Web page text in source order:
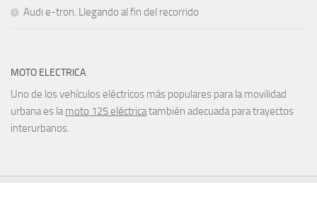
Audi e-tron. Llegando al fin del recorrido
MOTO ELECTRICA
Uno de los vehículos eléctricos más populares para la movilidad
urbana es lamoto 125 eléctricatambién adecuada para trayectos
interurbanos.